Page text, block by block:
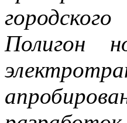
Полигон